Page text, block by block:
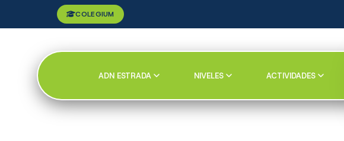
COLEGIUM
ADN ESTRADA NIVELES ACTIVIDADES